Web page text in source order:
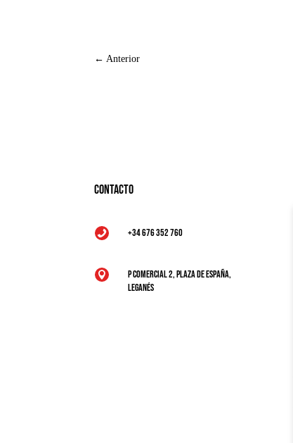
←Anterior
Contacto
 +34 676 352 760

P Comercial 2, Plaza de España,
Leganés